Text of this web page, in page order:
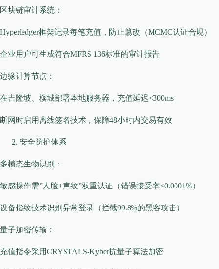
​​区块链审计系统​​：
Hyperledger框架记录每笔充值，防止篡改（MCMC认证合规）
企业用户可生成符合MFRS 136标准的审计报告
​​边缘计算节点​​：
在吉隆坡、槟城部署本地服务器，充值延迟<300ms
断网时启用离线签名技术，保障48小时内交易有效
安全防护体系
​​多模态生物识别​​：
敏感操作需”人脸+声纹”双重认证（错误接受率<0.0001%）
设备指纹技术识别异常登录（拦截99.8%的黑客攻击）
​​量子加密传输​​：
充值指令采用CRYSTALS-Kyber抗量子算法加密